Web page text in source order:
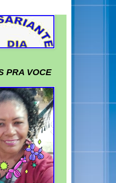
PRA VOCE